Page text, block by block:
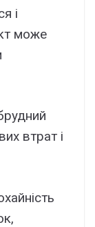
і
може
втрат і